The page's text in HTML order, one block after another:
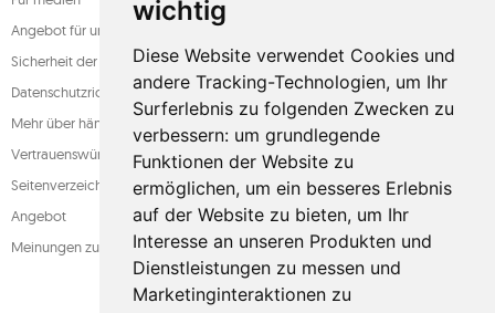
wichtig
Diese Website verwendet Cookies und
andere Tracking-Technologien, um Ihr
Surferlebnis zu folgenden Zwecken zu
verbessern: um grundlegende
Funktionen der Website zu
ermöglichen, um ein besseres Erlebnis
auf der Website zu bieten, um Ihr
Interesse an unseren Produkten und
Dienstleistungen zu messen und
Marketinginteraktionen zu
Angebot für unternehmen
Sicherheit der zahlung
Datenschutzrichtlinie
Mehr über hängematten
Vertrauenswürdiger laden
Seitenverzeichnis
Angebot
Meinungen zum shop